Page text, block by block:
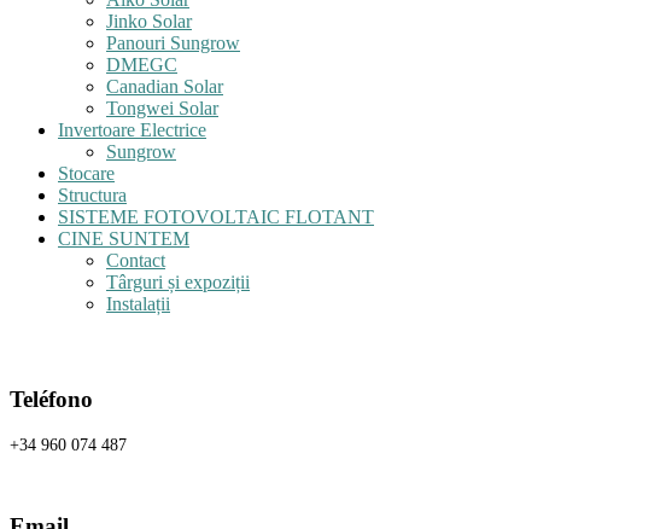
Jinko Solar
Panouri Sungrow
DMEGC
Canadian Solar
Tongwei Solar
Invertoare Electrice
Sungrow
Stocare
Structura
SISTEME FOTOVOLTAIC FLOTANT
CINE SUNTEM
Contact
Târguri și expoziții
Instalații
Teléfono
+34 960 074 487